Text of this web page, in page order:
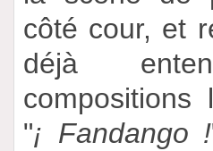
côté cour, et
déjà
compositions
"¡ Fandango !